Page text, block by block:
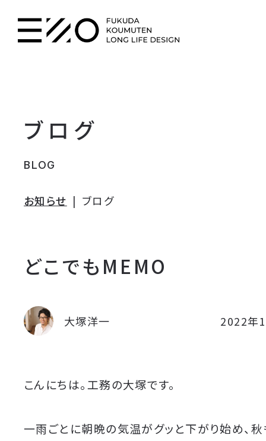
ブログ
BLOG
お知らせ ブログ
どこでもMEMO
2022年
大塚洋一
こんにちは。工務の大塚です。
一雨ごとに朝晩の気温がグッと下がり始め、